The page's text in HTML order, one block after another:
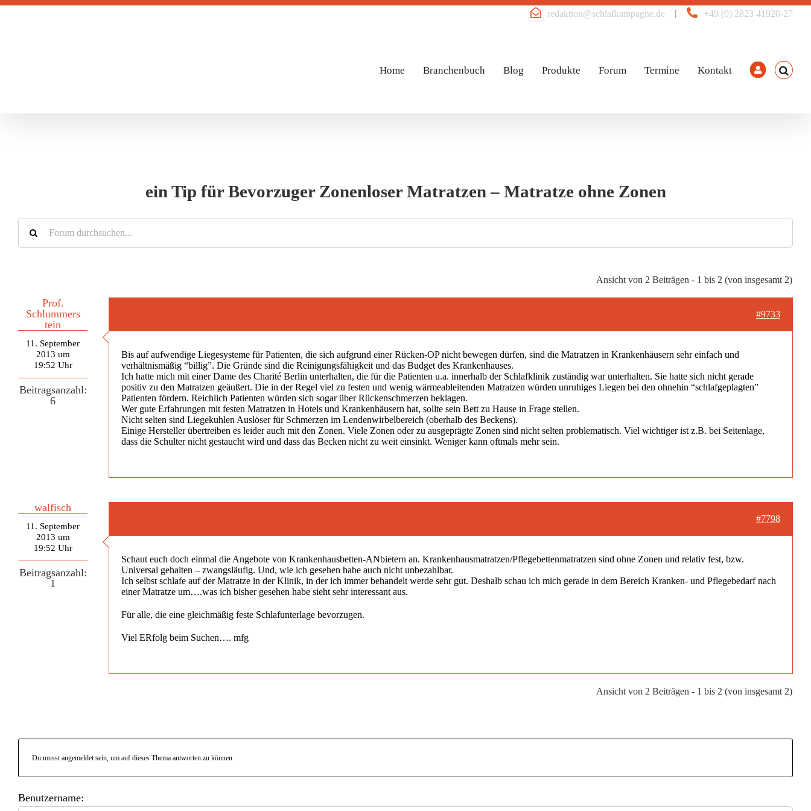
Zum
+49 (0) 2823 41920-27
|
redaktion@schlafkampagne.de
Home Branchenbuch Blog Produkte Forum Termine Kontakt
ein Tip für Bevorzuger Zonenloser Matratzen – Matratze ohne Zonen
Ansicht von 2 Beiträgen - 1 bis 2 (von insgesamt 2)
Prof.
Schlummers
tein
11. September
2013 um
19:52 Uhr
Beitragsanzahl:
6
#9733
Bis auf aufwendige Liegesysteme für Patienten, die sich aufgrund einer Rücken-OP nicht bewegen dürfen, sind die Matratzen in Krankenhäusern sehr einfach und
verhältnismäßig “billig”. Die Gründe sind die Reinigungsfähigkeit und das Budget des Krankenhauses.
Ich hatte mich mit einer Dame des Charité Berlin unterhalten, die für die Patienten u.a. innerhalb der Schlafklinik zuständig war unterhalten. Sie hatte sich nicht gerade
positiv zu den Matratzen geäußert. Die in der Regel viel zu festen und wenig wärmeableitenden Matratzen würden unruhiges Liegen bei den ohnehin “schlafgeplagten”
Patienten fördern. Reichlich Patienten würden sich sogar über Rückenschmerzen beklagen.
Wer gute Erfahrungen mit festen Matratzen in Hotels und Krankenhäusern hat, sollte sein Bett zu Hause in Frage stellen.
Nicht selten sind Liegekuhlen Auslöser für Schmerzen im Lendenwirbelbereich (oberhalb des Beckens).
Einige Hersteller übertreiben es leider auch mit den Zonen. Viele Zonen oder zu ausgeprägte Zonen sind nicht selten problematisch. Viel wichtiger ist z.B. bei Seitenlage,
dass die Schulter nicht gestaucht wird und dass das Becken nicht zu weit einsinkt. Weniger kann oftmals mehr sein.
walfisch
11. September
2013 um
19:52 Uhr
Beitragsanzahl:
1
#7798
Schaut euch doch einmal die Angebote von Krankenhausbetten-ANbietern an. Krankenhausmatratzen/Pflegebettenmatratzen sind ohne Zonen und relativ fest, bzw.
Universal gehalten – zwangsläufig. Und, wie ich gesehen habe auch nicht unbezahlbar.
Ich selbst schlafe auf der Matratze in der Klinik, in der ich immer behandelt werde sehr gut. Deshalb schau ich mich gerade in dem Bereich Kranken- und Pflegebedarf nach
einer Matratze um….was ich bisher gesehen habe sieht sehr interessant aus.
Für alle, die eine gleichmäßig feste Schlafunterlage bevorzugen.
Viel ERfolg beim Suchen…. mfg
Ansicht von 2 Beiträgen - 1 bis 2 (von insgesamt 2)
Du musst angemeldet sein, um auf dieses Thema antworten zu können.
Benutzername: